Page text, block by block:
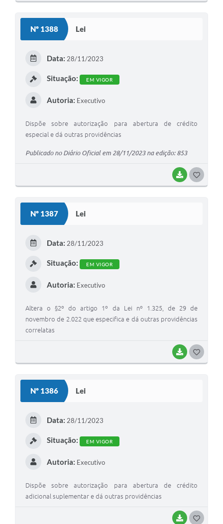
Nº 1388 Lei
BAIXAR
Data: 28/11/2023
Situação: EM VIGOR
Autoria: Executivo
Dispõe sobre autorização para abertura de crédito
especial e dá outras providências
Publicado no Diário Oficial em 28/11/2023 na edição: 853
Nº 1387 Lei
BAIXAR
Data: 28/11/2023
Situação: EM VIGOR
Autoria: Executivo
Altera o §2º do artigo 1º da Lei nº 1.325, de 29 de
novembro de 2.022 que especifica e dá outras providências
correlatas
Nº 1386 Lei
BAIXAR
Data: 28/11/2023
Situação: EM VIGOR
Autoria: Executivo
Dispõe sobre autorização para abertura de crédito
adicional suplementar e dá outras providências